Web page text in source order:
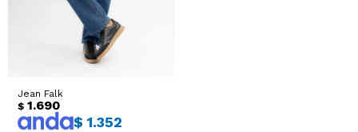
Jean Falk
$ 1.690
$ 1.352